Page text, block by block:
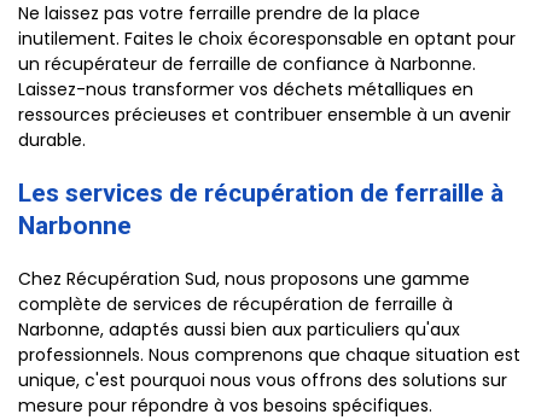
Ne laissez pas votre ferraille prendre de la place
inutilement. Faites le choix écoresponsable en optant pour
un récupérateur de ferraille de confiance à Narbonne.
Laissez-nous transformer vos déchets métalliques en
ressources précieuses et contribuer ensemble à un avenir
durable.
Les services de récupération de ferraille à
Narbonne
Chez Récupération Sud, nous proposons une gamme
complète de services de récupération de ferraille à
Narbonne, adaptés aussi bien aux particuliers qu'aux
professionnels. Nous comprenons que chaque situation est
unique, c'est pourquoi nous vous offrons des solutions sur
mesure pour répondre à vos besoins spécifiques.